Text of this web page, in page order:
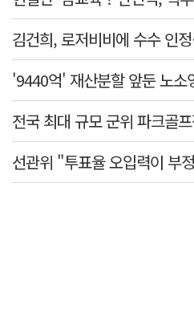
선관위 "투표율 오입력이 부